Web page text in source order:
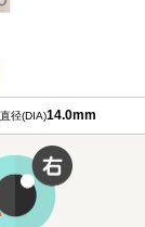
径(DIA)14.0mm